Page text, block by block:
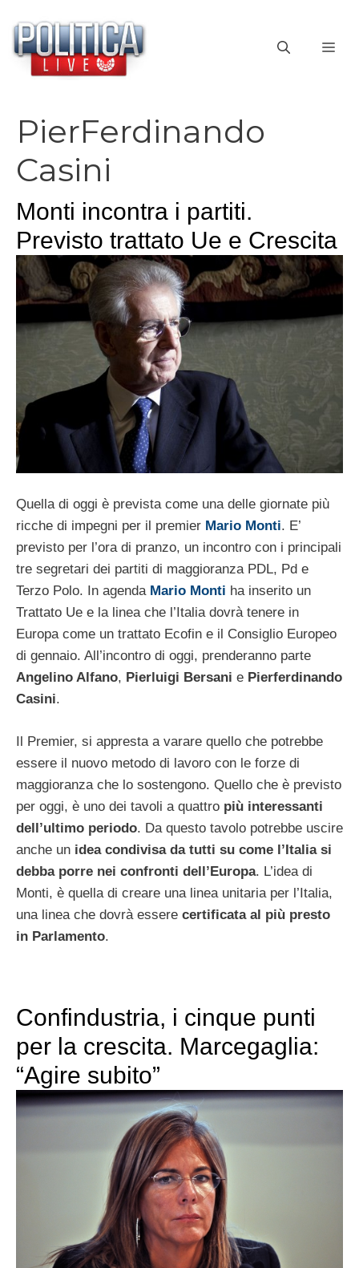
contenuto
PierFerdinando
Casini
Monti incontra i partiti.
Previsto trattato Ue e Crescita
Quella di oggi è prevista come una delle giornate più
ricche di impegni per il premier Mario Monti. E’
previsto per l’ora di pranzo, un incontro con i principali
tre segretari dei partiti di maggioranza PDL, Pd e
Terzo Polo. In agenda Mario Monti ha inserito un
Trattato Ue e la linea che l’Italia dovrà tenere in
Europa come un trattato Ecofin e il Consiglio Europeo
di gennaio. All’incontro di oggi, prenderanno parte
Angelino Alfano, Pierluigi Bersani e Pierferdinando
Casini.
Il Premier, si appresta a varare quello che potrebbe
essere il nuovo metodo di lavoro con le forze di
maggioranza che lo sostengono. Quello che è previsto
per oggi, è uno dei tavoli a quattro più interessanti
dell’ultimo periodo. Da questo tavolo potrebbe uscire
anche un idea condivisa da tutti su come l’Italia si
debba porre nei confronti dell’Europa. L’idea di
Monti, è quella di creare una linea unitaria per l’Italia,
una linea che dovrà essere certificata al più presto
in Parlamento.
Confindustria, i cinque punti
per la crescita. Marcegaglia:
“Agire subito”